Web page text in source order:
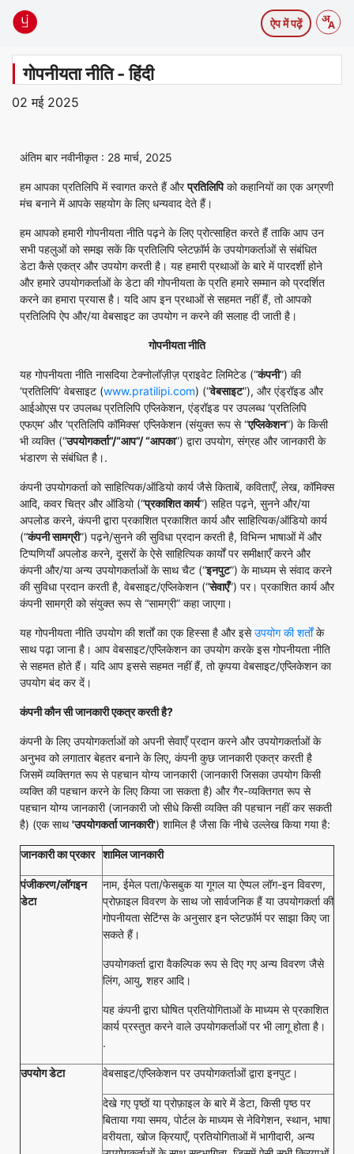
ऐप में पढ़ें
गोपनीयता नीति - हिंदी
02 मई 2025
अंतिम बार नवीनीकृत : 28 मार्च, 2025
हम आपका प्रतिलिपि में स्वागत करते हैं औरप्रतिलिपिको कहानियों का एक अग्रणी
मंच बनाने में आपके सहयोग के लिए धन्यवाद देते हैं।
हम आपको हमारी गोपनीयता नीति पढ़ने के लिए प्रोत्साहित करते हैं ताकि आप उन
सभी पहलुओं को समझ सकें कि प्रतिलिपि प्लेटफ़ॉर्म के उपयोगकर्ताओं से संबंधित
डेटा कैसे एकत्र और उपयोग करती है। यह हमारी प्रथाओं के बारे में पारदर्शी होने
और हमारे उपयोगकर्ताओं के डेटा की गोपनीयता के प्रति हमारे सम्मान को प्रदर्शित
करने का हमारा प्रयास है। यदि आप इन प्रथाओं से सहमत नहीं हैं, तो आपको
प्रतिलिपि ऐप और/या वेबसाइट का उपयोग न करने की सलाह दी जाती है।
गोपनीयतानीति
यह गोपनीयता नीति नासदिया टेक्नोलॉज़ीज़ प्राइवेट लिमिटेड (“कंपनी”) की
‘प्रतिलिपि’ वेबसाइट (www.pratilipi.com) (“वेबसाइट”), और एंड्रॉइड और
आईओएस पर उपलब्ध प्रतिलिपि एप्लिकेशन, एंड्रॉइड पर उपलब्ध ‘प्रतिलिपि
एफएम’ और ‘प्रतिलिपि कॉमिक्स’ एप्लिकेशन (संयुक्त रूप से “एप्लिकेशन”) के किसी
भी व्यक्ति (“उपयोगकर्ता”/“आप”/ “आपका”) द्वारा उपयोग, संग्रह और जानकारी के
भंडारण से संबंधित है।.
कंपनी उपयोगकर्ता को साहित्यिक/ऑडियो कार्य जैसे किताबें, कविताएँ, लेख, कॉमिक्स
आदि, कवर चित्र और ऑडियो (“प्रकाशित कार्य”) सहित पढ़ने, सुनने और/या
अपलोड करने, कंपनी द्वारा प्रकाशित प्रकाशित कार्य और साहित्यिक/ऑडियो कार्य
(“कंपनी सामग्री”) पढ़ने/सुनने की सुविधा प्रदान करती है, विभिन्न भाषाओं में और
टिप्पणियाँ अपलोड करने, दूसरों के ऐसे साहित्यिक कार्यों पर समीक्षाएँ करने और
कंपनी और/या अन्य उपयोगकर्ताओं के साथ चैट (“इनपुट”) के माध्यम से संवाद करने
की सुविधा प्रदान करती है, वेबसाइट/एप्लिकेशन (“सेवाएँ”) पर। प्रकाशित कार्य और
कंपनी सामग्री को संयुक्त रूप से “सामग्री” कहा जाएगा।
यह गोपनीयता नीति उपयोग की शर्तों का एक हिस्सा है और इसेउपयोग की शर्तोंके
साथ पढ़ा जाना है। आप वेबसाइट/एप्लिकेशन का उपयोग करके इस गोपनीयता नीति
से सहमत होते हैं। यदि आप इससे सहमत नहीं हैं, तो कृपया वेबसाइट/एप्लिकेशन का
उपयोग बंद कर दें।
कंपनी कौन सी जानकारी एकत्र करती है?
कंपनी के लिए उपयोगकर्ताओं को अपनी सेवाएँ प्रदान करने और उपयोगकर्ताओं के
अनुभव को लगातार बेहतर बनाने के लिए, कंपनी कुछ जानकारी एकत्र करती है
जिसमें व्यक्तिगत रूप से पहचान योग्य जानकारी (जानकारी जिसका उपयोग किसी
व्यक्ति की पहचान करने के लिए किया जा सकता है) और गैर-व्यक्तिगत रूप से
पहचान योग्य जानकारी (जानकारी जो सीधे किसी व्यक्ति की पहचान नहीं कर सकती
है) (एक साथ'उपयोगकर्ता जानकारी') शामिल है जैसा कि नीचे उल्लेख किया गया है:
जानकारी का प्रकार शामिलजानकारी
पंजीकरण/लॉगइन
डेटा
नाम, ईमेल पता/फेसबुक या गूगल या ऐप्पल लॉग-इन विवरण,
प्रोफ़ाइल विवरण के साथ जो सार्वजनिक हैं या उपयोगकर्ता की
गोपनीयता सेटिंग्स के अनुसार इन प्लेटफ़ॉर्म पर साझा किए जा
सकते हैं।
उपयोगकर्ता द्वारा वैकल्पिक रूप से दिए गए अन्य विवरण जैसे
लिंग, आयु, शहर आदि।
यह कंपनी द्वारा घोषित प्रतियोगिताओं के माध्यम से प्रकाशित
कार्य प्रस्तुत करने वाले उपयोगकर्ताओं पर भी लागू होता है।
.
उपयोग डेटा वेबसाइट/एप्लिकेशन पर उपयोगकर्ताओं द्वारा इनपुट।
देखे गए पृष्ठों या प्रोफ़ाइल के बारे में डेटा, किसी पृष्ठ पर
बिताया गया समय, पोर्टल के माध्यम से नेविगेशन, स्थान, भाषा
वरीयता, खोज क्रियाएँ, प्रतियोगिताओं में भागीदारी, अन्य